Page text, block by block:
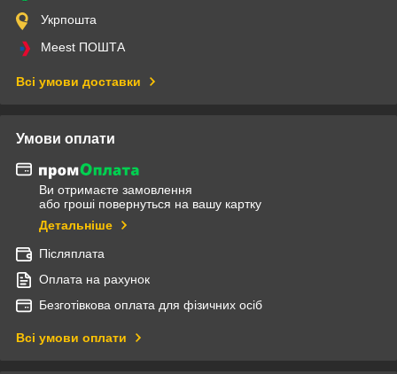
Укрпошта
Meest ПОШТА
Всі умови доставки
Умови оплати
Ви отримаєте замовлення
або гроші повернуться на вашу картку
Детальніше
Післяплата
Оплата на рахунок
Безготівкова оплата для фізичних осіб
Всі умови оплати